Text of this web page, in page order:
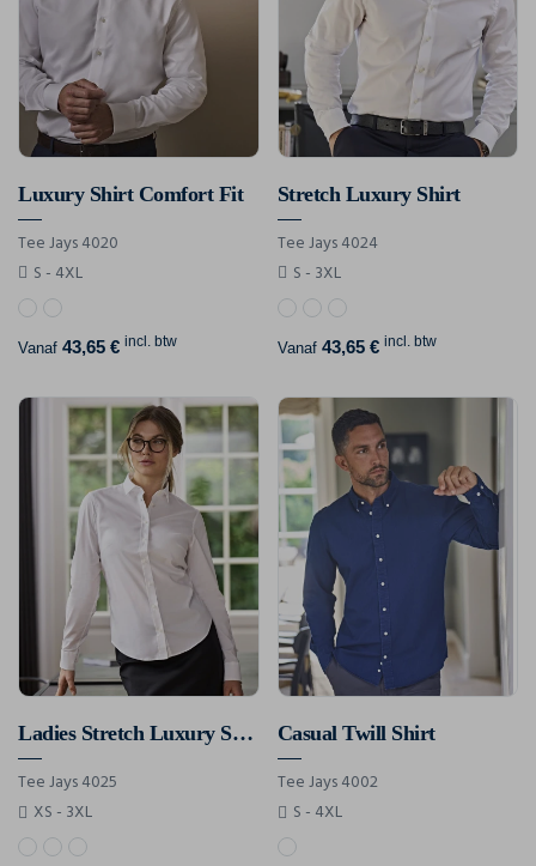
Luxury Shirt Comfort Fit
Tee Jays 4020
S - 4XL
Vanaf 43,65 € incl. btw
Stretch Luxury Shirt
Tee Jays 4024
S - 3XL
Vanaf 43,65 € incl. btw
Ladies Stretch Luxury Shirt
Tee Jays 4025
XS - 3XL
Casual Twill Shirt
Tee Jays 4002
S - 4XL